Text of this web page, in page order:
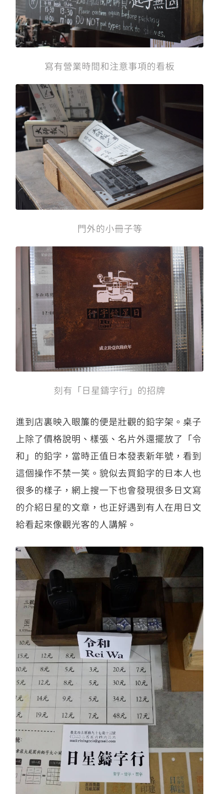
寫有營業時間和注意事項的看板
門外的小冊子等
刻有「日星鑄字行」的招牌
進到店裏映入眼簾的便是壯觀的鉛字架。桌子
上除了價格說明、樣張、名片外還擺放了「令
和」的鉛字，當時正值日本發表新年號，看到
這個操作不禁一笑。貌似去買鉛字的日本人也
很多的樣子，網上搜一下也會發現很多日文寫
的介紹日星的文章，也正好遇到有人在用日文
給看起來像觀光客的人講解。